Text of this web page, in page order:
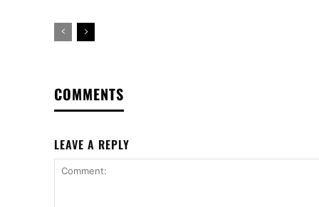
COMMENTS
LEAVE A REPLY